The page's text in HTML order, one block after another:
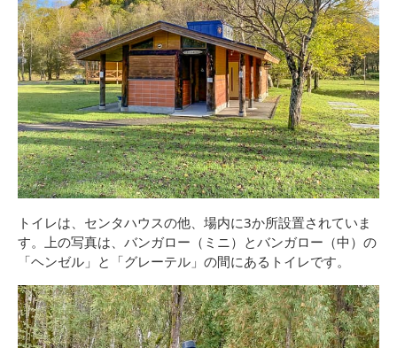
トイレは、センタハウスの他、場内に3か所設置されていま
す。上の写真は、バンガロー（ミニ）とバンガロー（中）の
「ヘンゼル」と「グレーテル」の間にあるトイレです。